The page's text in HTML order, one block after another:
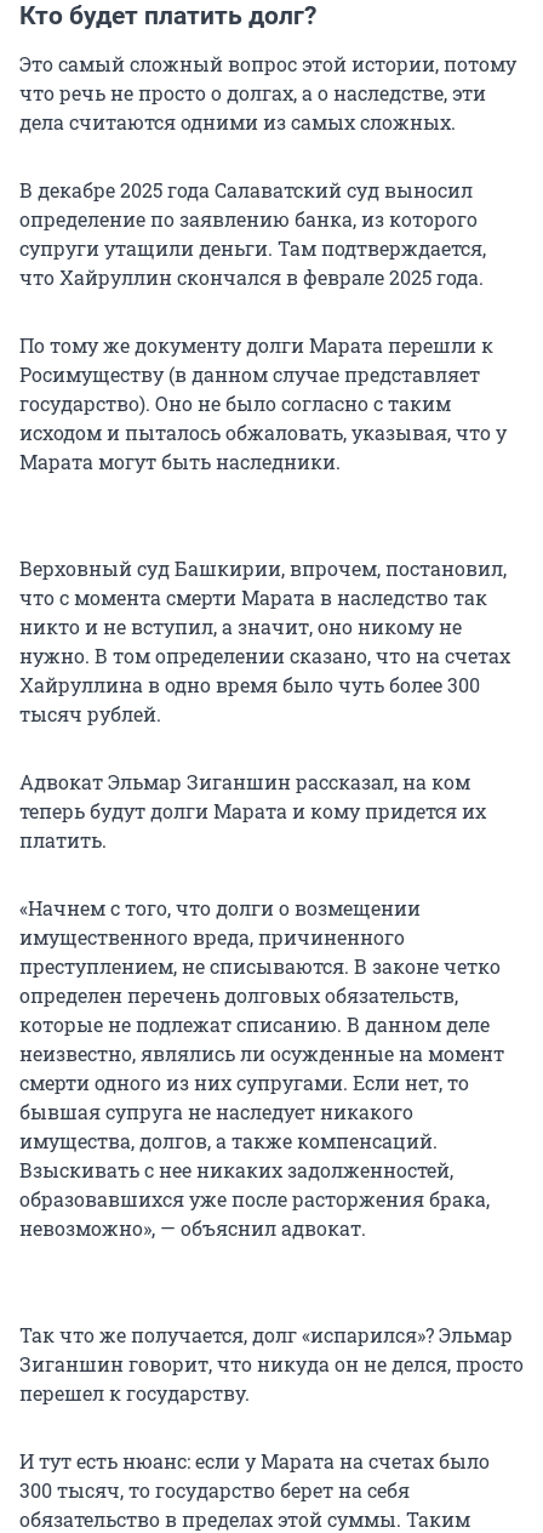
Кто будет платить долг?
Это самый сложный вопрос этой истории, потому
что речь не просто о долгах, а о наследстве, эти
дела считаются одними из самых сложных.
В декабре 2025 года Салаватский суд выносил
определение по заявлению банка, из которого
супруги утащили деньги. Там подтверждается,
что Хайруллин скончался в феврале 2025 года.
По тому же документу долги Марата перешли к
Росимуществу (в данном случае представляет
государство). Оно не было согласно с таким
исходом и пыталось обжаловать, указывая, что у
Марата могут быть наследники.
Верховный суд Башкирии, впрочем, постановил,
что с момента смерти Марата в наследство так
никто и не вступил, а значит, оно никому не
нужно. В том определении сказано, что на счетах
Хайруллина в одно время было чуть более 300
тысяч рублей.
Адвокат Эльмар Зиганшин рассказал, на ком
теперь будут долги Марата и кому придется их
платить.
«Начнем с того, что долги о возмещении
имущественного вреда, причиненного
преступлением, не списываются. В законе четко
определен перечень долговых обязательств,
которые не подлежат списанию. В данном деле
неизвестно, являлись ли осужденные на момент
смерти одного из них супругами. Если нет, то
бывшая супруга не наследует никакого
имущества, долгов, а также компенсаций.
Взыскивать с нее никаких задолженностей,
образовавшихся уже после расторжения брака,
невозможно», — объяснил адвокат.
Так что же получается, долг «испарился»? Эльмар
Зиганшин говорит, что никуда он не делся, просто
перешел к государству.
И тут есть нюанс: если у Марата на счетах было
300 тысяч, то государство берет на себя
обязательство в пределах этой суммы. Таким